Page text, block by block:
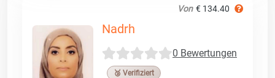
Von € 134.40
Nadrh
0 Bewertungen
🥉 Verifiziert